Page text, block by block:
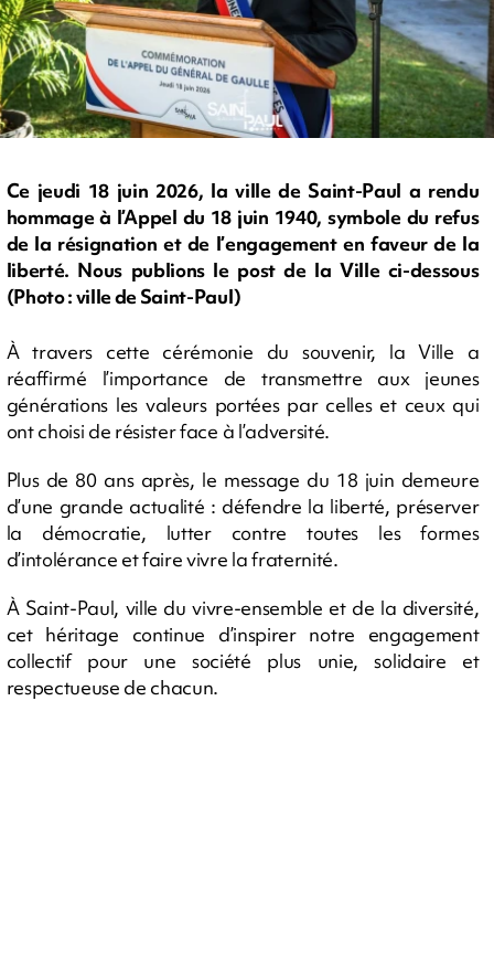
Ce jeudi 18 juin 2026, la ville de Saint-Paul a rendu
hommage à l’Appel du 18 juin 1940, symbole du refus
de la résignation et de l’engagement en faveur de la
liberté. Nous publions le post de la Ville ci-dessous
(Photo : ville de Saint-Paul)
À travers cette cérémonie du souvenir, la Ville a
réaffirmé l’importance de transmettre aux jeunes
générations les valeurs portées par celles et ceux qui
ont choisi de résister face à l’adversité.
Plus de 80 ans après, le message du 18 juin demeure
d’une grande actualité : défendre la liberté, préserver
la démocratie, lutter contre toutes les formes
d’intolérance et faire vivre la fraternité.
À Saint-Paul, ville du vivre-ensemble et de la diversité,
cet héritage continue d’inspirer notre engagement
collectif pour une société plus unie, solidaire et
respectueuse de chacun.